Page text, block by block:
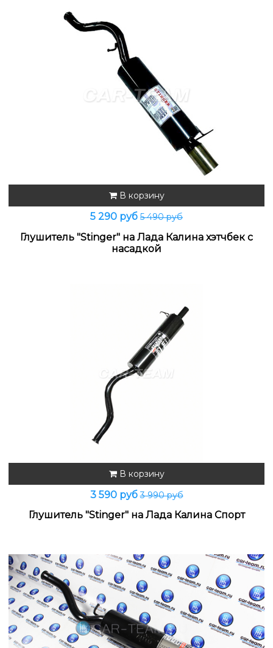
В корзину
5 290 руб 5 490 руб
Глушитель "Stinger" на Лада Калина хэтчбек с
насадкой
В корзину
3 590 руб3 990 руб
Глушитель "Stinger" на Лада Калина Спорт